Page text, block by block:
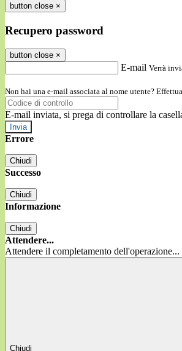
button close ×
Recupero password
button close ×
E-mail Verrà
Non hai una e-mail associata al nome utente?
E-mail inviata, si prega di controllare la
Errore
Chiudi
Successo
Chiudi
Informazione
Chiudi
Attendere...
Attendere il completamento dell'operazione...
Chiudi